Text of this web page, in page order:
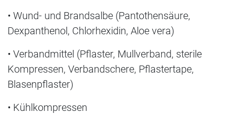
• Wund- und Brandsalbe (Pantothensäure,
Dexpanthenol, Chlorhexidin, Aloe vera)
• Verbandmittel (Pflaster, Mullverband, sterile
Kompressen, Verbandschere, Pflastertape,
Blasenpflaster)
• Kühlkompressen